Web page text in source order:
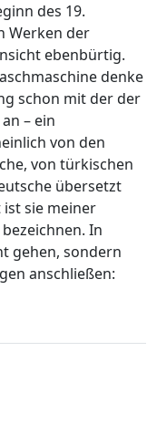
des 19.
Werken der
ebenbürtig.
denke
schon mit der der
– ein
von den
von türkischen
übersetzt
sie meiner
In
gehen, sondern
anschließen: